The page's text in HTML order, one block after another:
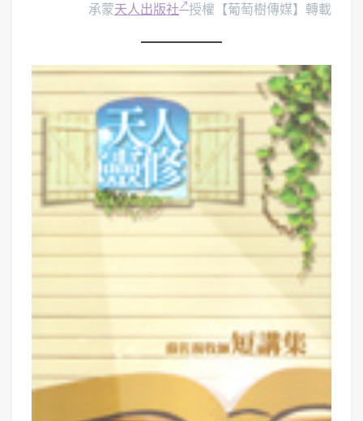
承蒙天人出版社 授權【葡萄樹傳媒】轉載